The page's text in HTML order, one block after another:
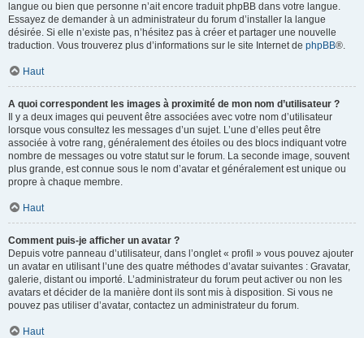
langue ou bien que personne n’ait encore traduit phpBB dans votre langue.
Essayez de demander à un administrateur du forum d’installer la langue
désirée. Si elle n’existe pas, n’hésitez pas à créer et partager une nouvelle
traduction. Vous trouverez plus d’informations sur le site Internet de phpBB®.
Haut
A quoi correspondent les images à proximité de mon nom d’utilisateur ?
Il y a deux images qui peuvent être associées avec votre nom d’utilisateur
lorsque vous consultez les messages d’un sujet. L’une d’elles peut être
associée à votre rang, généralement des étoiles ou des blocs indiquant votre
nombre de messages ou votre statut sur le forum. La seconde image, souvent
plus grande, est connue sous le nom d’avatar et généralement est unique ou
propre à chaque membre.
Haut
Comment puis-je afficher un avatar ?
Depuis votre panneau d’utilisateur, dans l’onglet « profil » vous pouvez ajouter
un avatar en utilisant l’une des quatre méthodes d’avatar suivantes : Gravatar,
galerie, distant ou importé. L’administrateur du forum peut activer ou non les
avatars et décider de la manière dont ils sont mis à disposition. Si vous ne
pouvez pas utiliser d’avatar, contactez un administrateur du forum.
Haut